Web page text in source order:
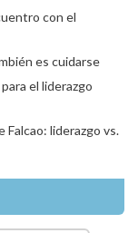
con el
es cuidarse
el liderazgo
Falcao: liderazgo vs.